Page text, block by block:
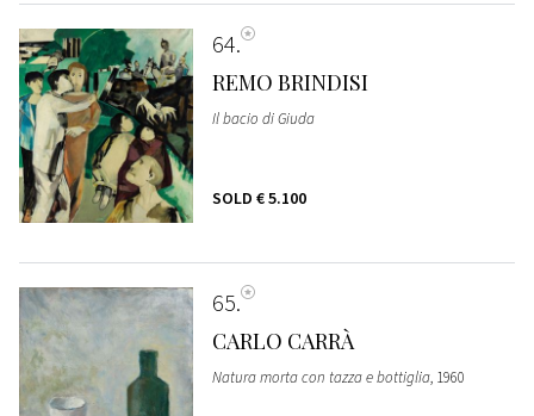
64
REMO BRINDISI
Il bacio di Giuda
SOLD € 5.100
65
CARLO CARRÀ
Natura morta con tazza e bottiglia, 1960